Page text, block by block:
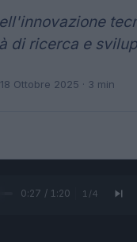
di ricerca e
18 Ottobre 2025 · 3 min
0:28 / 1:20 1 /4